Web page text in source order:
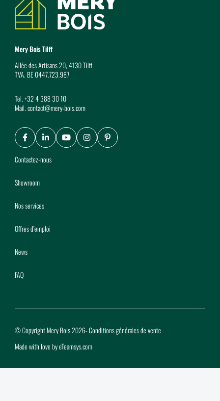
Mery Bois Tilff
Allée des Artisans 20, 4130 Tilff
TVA. BE 0447.723.987
Tel.+32 4 388 30 10
Mail.contact@mery-bois.com
Facebook
LinkedIn
YoutubeInstagram
Pinterest
Contactez-nous
Showroom
Nos services
Offres d’emploi
News
FAQ
© Copyright Mery Bois 2026-Conditions générales de vente
Made with love byeTeamsys.com